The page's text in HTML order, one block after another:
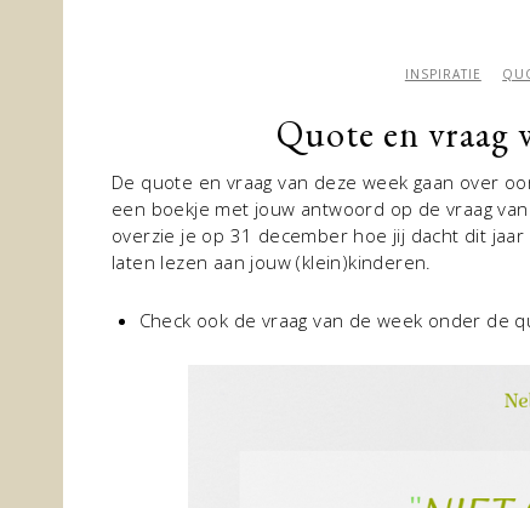
INSPIRATIE
Quote en vraag
De quote en vraag van deze week gaan over
een boekje met jouw antwoord op de vraag
overzie je op 31 december hoe jij dacht dit
laten lezen aan jouw (klein)kinderen.
Check ook de vraag van de week onder de